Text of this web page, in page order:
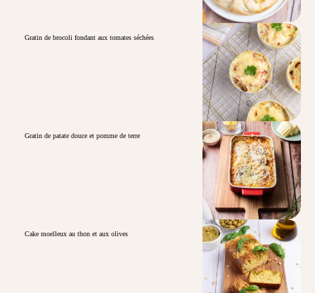
Gratin de brocoli fondant aux tomates séchées
Gratin de patate douce et pomme de terre
Cake moelleux au thon et aux olives